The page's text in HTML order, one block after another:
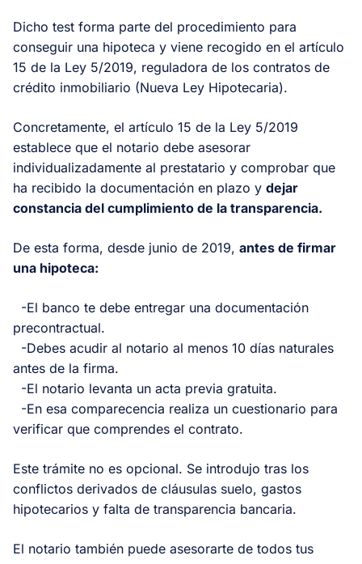
Dicho test forma parte del procedimiento para
conseguir una hipoteca y viene recogido en el artículo
15 de la Ley 5/2019, reguladora de los contratos de
crédito inmobiliario (Nueva Ley Hipotecaria).
Concretamente, el artículo 15 de la Ley 5/2019
establece que el notario debe asesorar
individualizadamente al prestatario y comprobar que
ha recibido la documentación en plazo y dejar
constancia del cumplimiento de la transparencia.
De esta forma, desde junio de 2019, antes de firmar
una hipoteca:
-El banco te debe entregar una documentación
precontractual.
-Debes acudir al notario al menos 10 días naturales
antes de la firma.
-El notario levanta un acta previa gratuita.
-En esa comparecencia realiza un cuestionario para
verificar que comprendes el contrato.
Este trámite no es opcional. Se introdujo tras los
conflictos derivados de cláusulas suelo, gastos
hipotecarios y falta de transparencia bancaria.
El notario también puede asesorarte de todos tus